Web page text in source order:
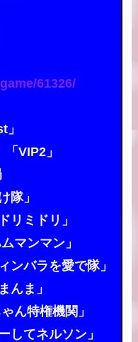
61326/
」
」
ドリ」
マン」
を愛で隊」
ま」
権機関」
てネルソン」